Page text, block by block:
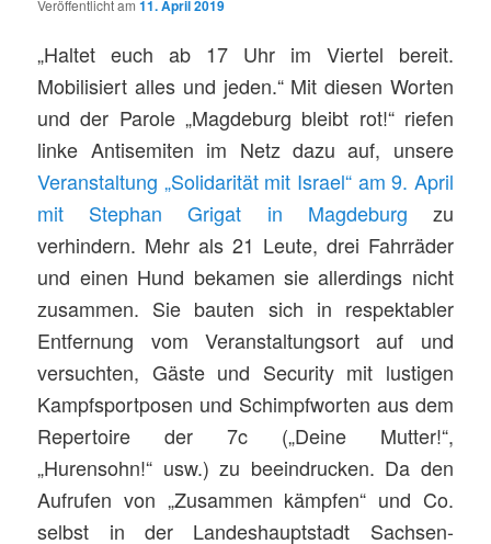
Veröffentlicht am11. April 2019
„Haltet euch ab 17 Uhr im Viertel bereit.
Mobilisiert alles und jeden.“ Mit diesen Worten
und der Parole „Magdeburg bleibt rot!“ riefen
linke Antisemiten im Netz dazu auf, unsere
Veranstaltung „Solidarität mit Israel“ am 9. April
mit Stephan Grigat in Magdeburg zu
verhindern. Mehr als 21 Leute, drei Fahrräder
und einen Hund bekamen sie allerdings nicht
zusammen. Sie bauten sich in respektabler
Entfernung vom Veranstaltungsort auf und
versuchten, Gäste und Security mit lustigen
Kampfsportposen und Schimpfworten aus dem
Repertoire der 7c („Deine Mutter!“,
„Hurensohn!“ usw.) zu beeindrucken. Da den
Aufrufen von „Zusammen kämpfen“ und Co.
selbst in der Landeshauptstadt Sachsen-